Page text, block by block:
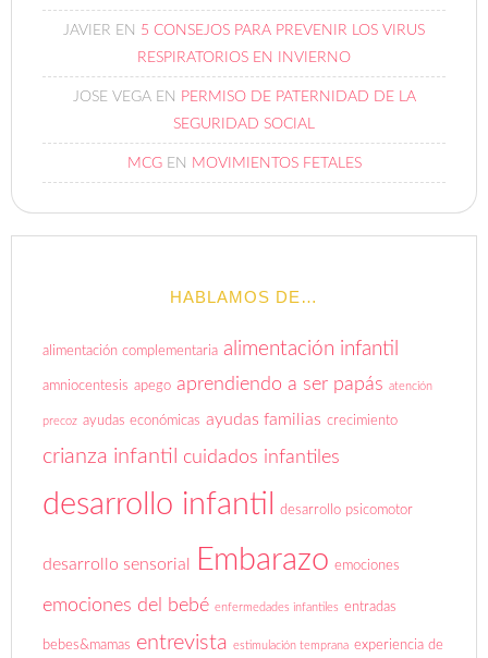
JAVIER EN 5 CONSEJOS PARA PREVENIR LOS VIRUS
RESPIRATORIOS EN INVIERNO
JOSE VEGAEN PERMISO DE PATERNIDAD DE LA
SEGURIDAD SOCIAL
MCGEN MOVIMIENTOS FETALES
HABLAMOS DE…
alimentación complementaria alimentación infantil
amniocentesis apego aprendiendo a ser papás atención
precoz ayudas económicas ayudas familias crecimiento
crianza infantil cuidados infantiles
desarrollo infantil desarrollo psicomotor
desarrollo sensorial Embarazo emociones
emociones del bebé enfermedades infantiles entradas
bebes&mamas entrevista estimulación temprana experiencia de